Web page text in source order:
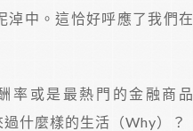
淖中。這恰好呼應了我們在
率或是最熱門的金融商品
什麼樣的生活（Why）？